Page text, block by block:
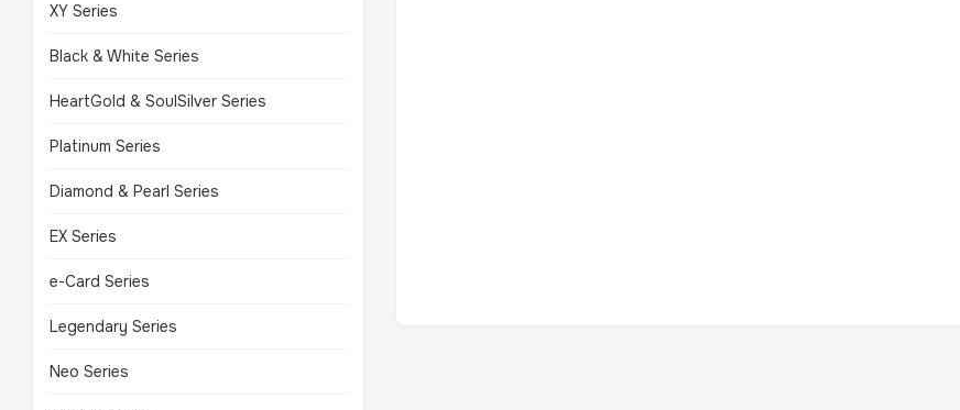
XY Series
Black & White Series
HeartGold & SoulSilver Series
Platinum Series
Diamond & Pearl Series
EX Series
e-Card Series
Legendary Series
Neo Series